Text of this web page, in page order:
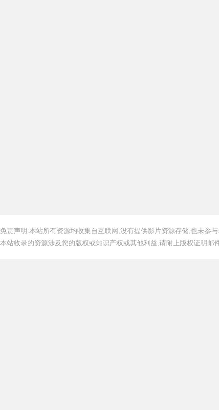
免责声明:本站所有资源均收集自互联网,没有提供影片资源存储,也未参
本站收录的资源涉及您的版权或知识产权或其他利益,请附上版权证明